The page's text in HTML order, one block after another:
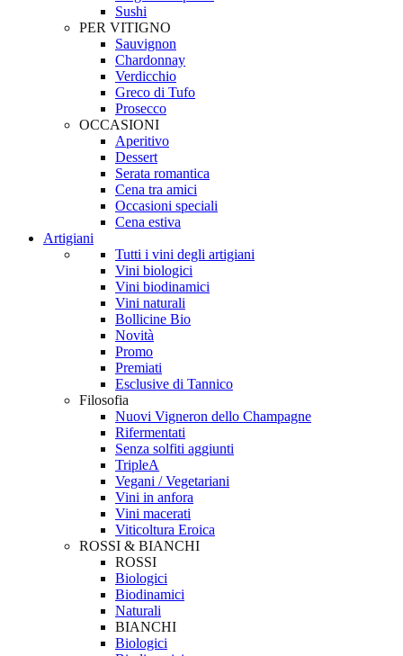
Sushi
PER VITIGNO
Sauvignon
Chardonnay
Verdicchio
Greco di Tufo
Prosecco
OCCASIONI
Aperitivo
Dessert
Serata romantica
Cena tra amici
Occasioni speciali
Cena estiva
Artigiani
Tutti i vini degli artigiani
Vini biologici
Vini biodinamici
Vini naturali
Bollicine Bio
Novità
Promo
Premiati
Esclusive di Tannico
Filosofia
Nuovi Vigneron dello Champagne
Rifermentati
Senza solfiti aggiunti
TripleA
Vegani / Vegetariani
Vini in anfora
Vini macerati
Viticoltura Eroica
ROSSI & BIANCHI
ROSSI
Biologici
Biodinamici
Naturali
BIANCHI
Biologici